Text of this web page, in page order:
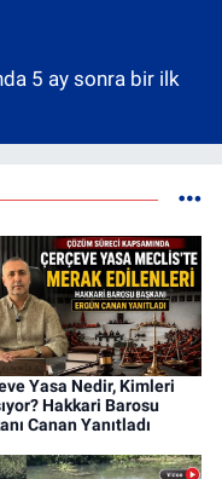
5 ay sonra bir ilk
Yasa Nedir, Kimleri
Hakkari Barosu
Canan Yanıtladı